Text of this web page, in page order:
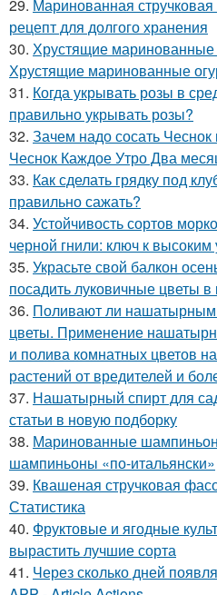
29. Маринованная
рецепт для долгого хранения
30. Хрустящие маринованные
Хрустящие маринованные
31. Когда укрывать розы в
правильно укрывать розы?
32. Зачем надо сосать
Чеснок Каждое Утро Два
33. Как сделать грядку под
правильно сажать?
34. Устойчивость сортов
черной гнили: ключ к
35. Украсьте свой балкон
посадить луковичные цветы в
36. Поливают ли
цветы. Применение
и полива комнатных цветов
растений от вредителей и
37. Нашатырный спирт для
статьи в новую подборку
38. Маринованные
шампиньоны «по-итальянски»
39. Квашеная стручковая
Статистика
40. Фруктовые и ягодные
вырастить лучшие сорта
41. Через сколько дней